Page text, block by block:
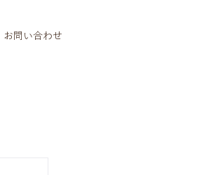
お問い合わせ